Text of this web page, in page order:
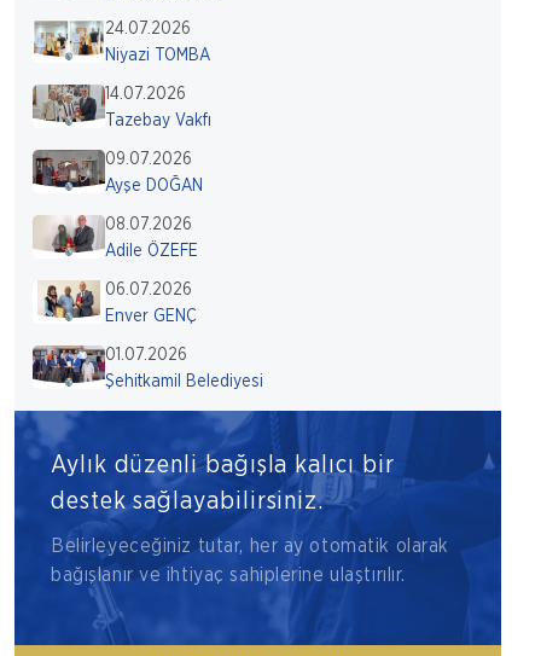
24.07.2026
Niyazi TOMBA
14.07.2026
Tazebay Vakfı
09.07.2026
Ayşe DOĞAN
08.07.2026
Adile ÖZEFE
06.07.2026
Enver GENÇ
01.07.2026
Şehitkamil Belediyesi
Aylık düzenli bağışla kalıcı bir
destek sağlayabilirsiniz.
Belirleyeceğiniz tutar, her ay otomatik olarak
bağışlanır ve ihtiyaç sahiplerine ulaştırılır.